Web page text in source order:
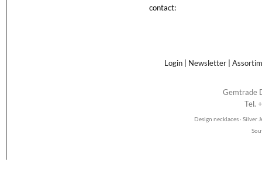
contact:
Login Newsletter
Gemtrade
Tel.
Design necklaces · Silver